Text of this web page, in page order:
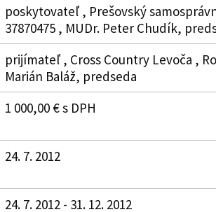
poskytovateľ , Prešovský
37870475 , MUDr. Peter Chudík,
prijímateľ , Cross Country Levoča ,
Marián Baláž, predseda
1 000,00 € s DPH
24. 7. 2012
24. 7. 2012 - 31. 12. 2012